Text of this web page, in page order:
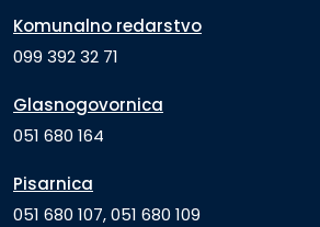
Komunalno redarstvo
099 392 32 71
Glasnogovornica
051 680 164
Pisarnica
051 680 107, 051 680 109